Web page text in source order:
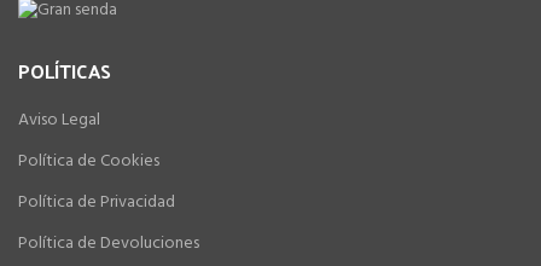
POLÍTICAS
Aviso Legal
Política de Cookies
Política de Privacidad
Política de Devoluciones